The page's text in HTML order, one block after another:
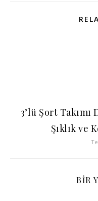
3’lü Şort Takımı
Şıklık ve
BIR